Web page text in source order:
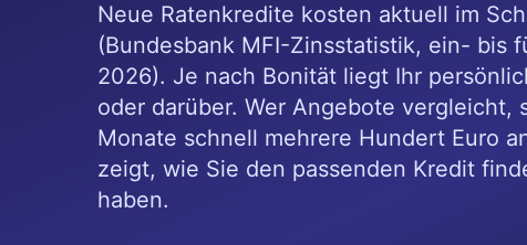
Neue Ratenkredite kosten aktuell im
(Bundesbank MFI-Zinsstatistik, ein- bis
2026). Je nach Bonität liegt Ihr
oder darüber. Wer Angebote vergleicht,
Monate schnell mehrere Hundert Euro
zeigt, wie Sie den passenden Kredit
haben.